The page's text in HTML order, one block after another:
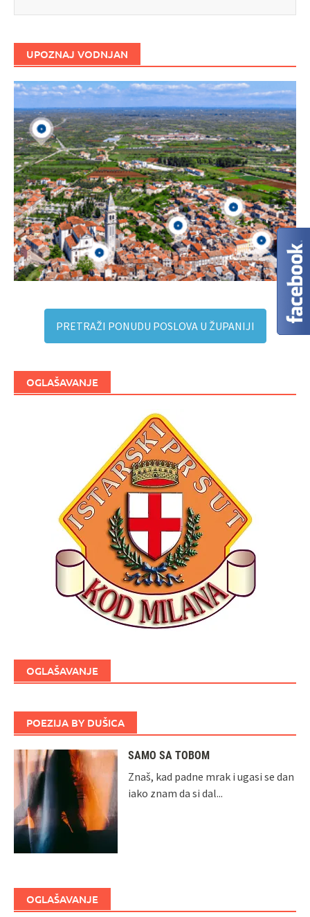
UPOZNAJ VODNJAN
PRETRAŽI PONUDU POSLOVA U ŽUPANIJI
OGLAŠAVANJE
OGLAŠAVANJE
POEZIJA BY DUŠICA
SAMO SA TOBOM
Znaš, kad padne mrak i ugasi se dan
iako znam da si dal...
OGLAŠAVANJE